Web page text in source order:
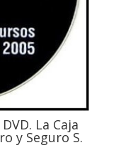
La Caja
y Seguro S.